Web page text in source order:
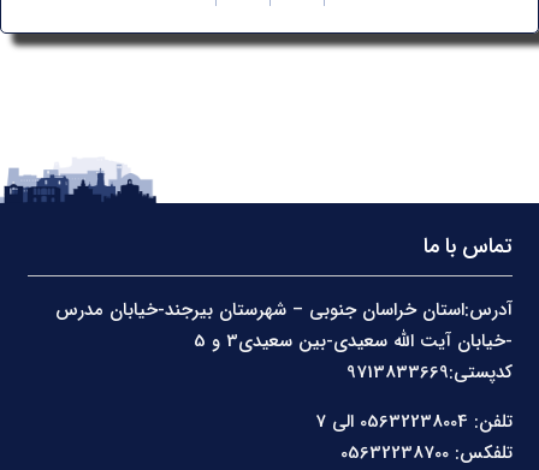
تماس با ما
آدرس:استان خراسان جنوبی – شهرستان بیرجند-خیابان مدرس
کدپستی:9713833669
تلفن: 05632238004 الی 7
تلفکس: 05632238700